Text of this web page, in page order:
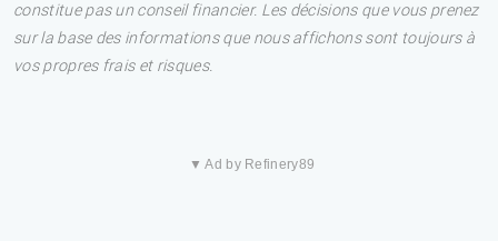
constitue pas un conseil financier. Les décisions que vous prenez
sur la base des informations que nous affichons sont toujours à
vos propres frais et risques.
▼ Ad by Refinery89